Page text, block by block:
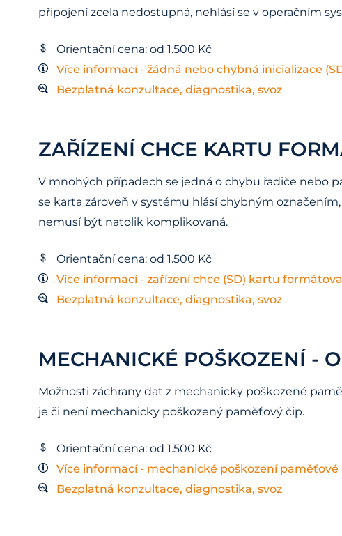
připojení zcela nedostupná, nehlásí se v operačním
Orientační cena: od 1.500 Kč
Více informací - žádná nebo chybná inicializace
Bezplatná konzultace, diagnostika, svoz
ZAŘÍZENÍ CHCE KARTU
V mnohých případech se jedná o chybu řadiče nebo
se karta zároveň v systému hlásí chybným
nemusí být natolik komplikovaná.
Orientační cena: od 1.500 Kč
Více informací - zařízení chce (SD) kartu
Bezplatná konzultace, diagnostika, svoz
MECHANICKÉ POŠKOZENÍ -
Možnosti záchrany dat z mechanicky poškozené
je či není mechanicky poškozený paměťový čip.
Orientační cena: od 1.500 Kč
Více informací - mechanické poškození paměťové
Bezplatná konzultace, diagnostika, svoz